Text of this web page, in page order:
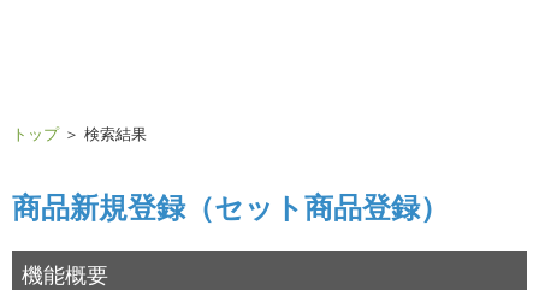
トップ ＞ 検索結果
商品新規登録（セット商品登録）
機能概要